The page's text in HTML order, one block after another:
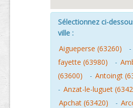
Sélectionnez ci-
ville :
Aigueperse (63260)
-
fayette (63980)
-
(63600)
- Antoingt
- Anzat-le-luguet
Apchat (63420)
-